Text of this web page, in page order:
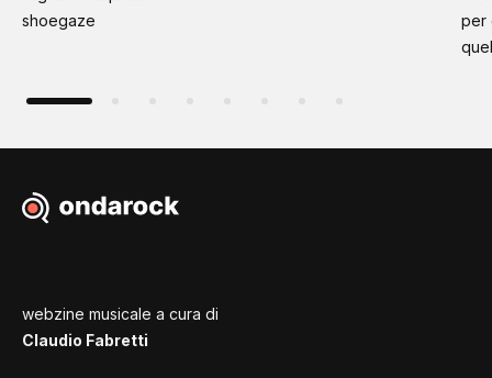
shoegaze
per
webzine musicale a cura di
Claudio Fabretti